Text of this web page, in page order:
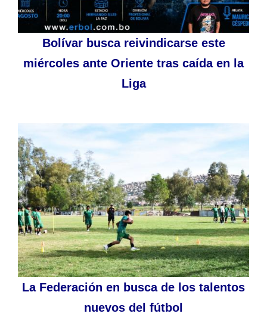
Bolívar busca reivindicarse este
miércoles ante Oriente tras caída en la
Liga
La Federación en busca de los talentos
nuevos del fútbol